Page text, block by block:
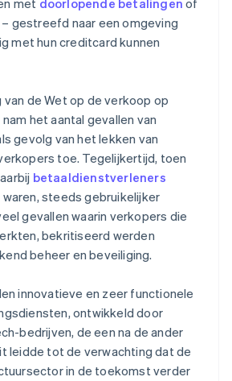
met doorlopende betalingen of
– gestreefd naar een omgeving
met hun creditcard kunnen
van de Wet op de verkoop op
het aantal gevallen van
gevolg van het lekken van
toe. Tegelijkertijd, toen
betaaldienstverleners
steeds gebruikelijker
gevallen waarin verkopers die
bekritiseerd werden
beheer en beveiliging.
innovatieve en zeer functionele
ontwikkeld door
bedrijven, de een na de ander
leidde tot de verwachting dat de
in de toekomst verder